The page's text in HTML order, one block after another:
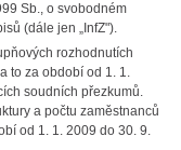
Sb., o svobodném
(dále jen „InfZ").
rozhodnutích
to za období od 1. 1.
soudních přezkumů.
a počtu zaměstnanců
od 1. 1. 2009 do 30. 9.